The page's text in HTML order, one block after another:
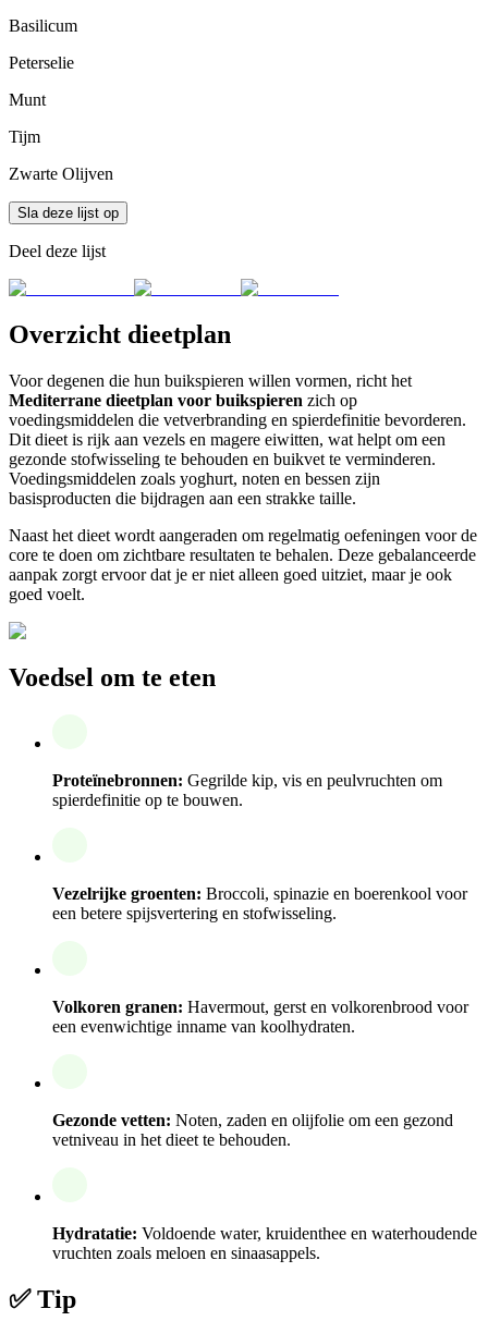
Basilicum
Peterselie
Munt
Tijm
Zwarte Olijven
Sla deze lijst op
Deel deze lijst
Overzicht dieetplan
Voor degenen die hun buikspieren willen vormen, richt het
Mediterrane dieetplan voor buikspieren zich op
voedingsmiddelen die vetverbranding en spierdefinitie bevorderen.
Dit dieet is rijk aan vezels en magere eiwitten, wat helpt om een
gezonde stofwisseling te behouden en buikvet te verminderen.
Voedingsmiddelen zoals yoghurt, noten en bessen zijn
basisproducten die bijdragen aan een strakke taille.
Naast het dieet wordt aangeraden om regelmatig oefeningen voor de
core te doen om zichtbare resultaten te behalen. Deze gebalanceerde
aanpak zorgt ervoor dat je er niet alleen goed uitziet, maar je ook
goed voelt.
Voedsel om te eten
Proteïnebronnen: Gegrilde kip, vis en peulvruchten om
spierdefinitie op te bouwen.
Vezelrijke groenten: Broccoli, spinazie en boerenkool voor
een betere spijsvertering en stofwisseling.
Volkoren granen: Havermout, gerst en volkorenbrood voor
een evenwichtige inname van koolhydraten.
Gezonde vetten: Noten, zaden en olijfolie om een gezond
vetniveau in het dieet te behouden.
Hydratatie: Voldoende water, kruidenthee en waterhoudende
vruchten zoals meloen en sinaasappels.
✅ Tip